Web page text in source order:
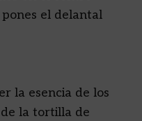
el delantal
la esencia de los
de la tortilla de